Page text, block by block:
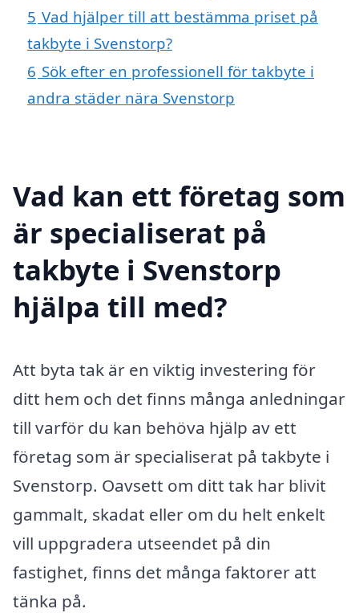
5 Vad hjälper till att bestämma priset på
takbyte i Svenstorp?
6 Sök efter en professionell för takbyte i
andra städer nära Svenstorp
Vad kan ett företag som
är specialiserat på
takbyte i Svenstorp
hjälpa till med?
Att byta tak är en viktig investering för
ditt hem och det finns många anledningar
till varför du kan behöva hjälp av ett
företag som är specialiserat på takbyte i
Svenstorp. Oavsett om ditt tak har blivit
gammalt, skadat eller om du helt enkelt
vill uppgradera utseendet på din
fastighet, finns det många faktorer att
tänka på.